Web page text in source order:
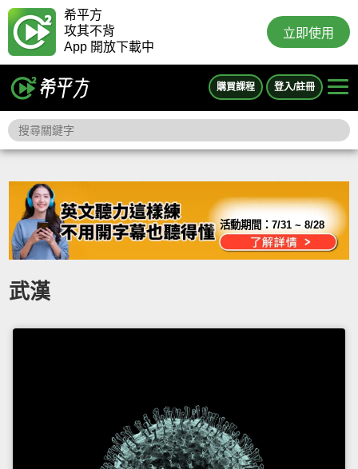
希平方
攻其不背
App 開放下載中
立即使用
購買課程 登入/註冊
活動期間：7/31 ~ 8/28
武漢